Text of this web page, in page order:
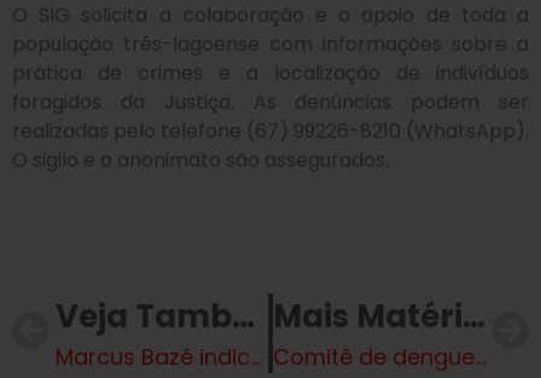
O SIG solicita a colaboração e o apoio de toda a
população três-lagoense com informações sobre a
prática de crimes e a localização de indivíduos
foragidos da Justiça. As denúncias podem ser
realizadas pelo telefone (67) 99226-8210 (WhatsApp).
O sigilo e o anonimato são assegurados.
Veja Também
Marcus Bazé indica semáforo, ciclovia e mais vagas de estacionamento
Mais Matérias
Comitê de dengue reforça ações de combate ao Aedes aegypti em Três Lagoas